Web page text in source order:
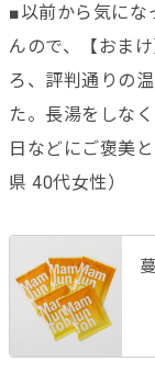
■以前から気にな
んので、【おま
ろ、評判通りの
た。長湯をしな
日などにご褒美
県 40代女性）